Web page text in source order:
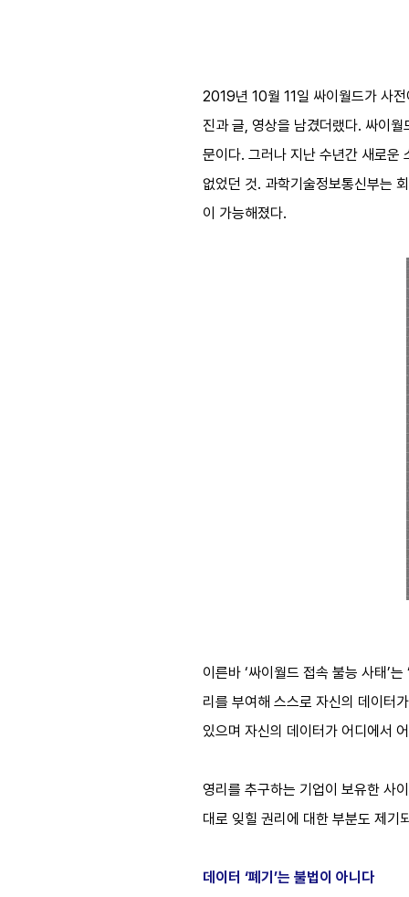
2019년 10월 11일 싸이월드가 사
진과 글, 영상을 남겼더랬다. 싸이
문이다. 그러나 지난 수년간 새로운
없었던 것. 과학기술정보통신부는
이 가능해졌다.
이른바 ‘싸이월드 접속 불능 사태’
리를 부여해 스스로 자신의 데이터
있으며 자신의 데이터가 어디에서
영리를 추구하는 기업이 보유한 사
대로 잊힐 권리에 대한 부분도 제기
데이터 ‘폐기’는 불법이 아니다